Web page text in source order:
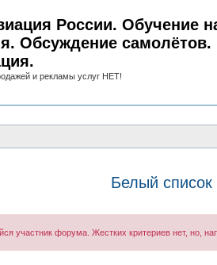
России. Обучение
Обсуждение самолётов.
и рекламы услуг НЕТ!
Белый список
участник форума. Жестких критериев нет, но,